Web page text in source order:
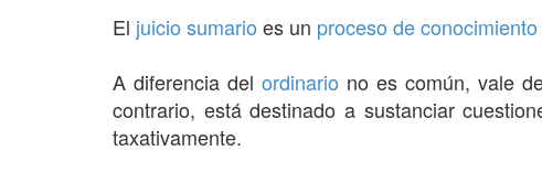
El juicio sumario es un proceso de conocimiento
A diferencia del ordinario no es común, vale
contrario, está destinado a sustanciar
taxativamente.